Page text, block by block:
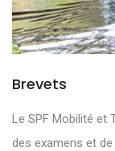
Brevets
Le SPF Mobilité et
des examens et